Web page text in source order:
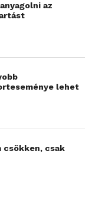
az
lehet
csökken, csak